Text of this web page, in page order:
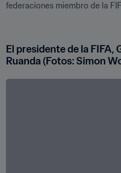
federaciones miembro de la
El presidente de la FIFA,
Ruanda (Fotos: Simon